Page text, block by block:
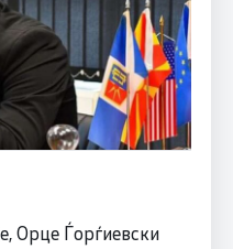
Орце Ѓорѓиевски